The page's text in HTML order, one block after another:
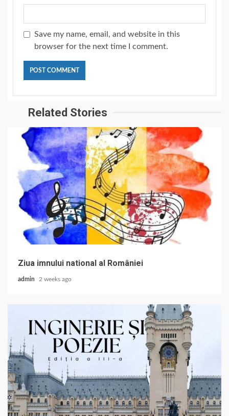
Save my name, email, and website in this
browser for the next time I comment.
Related Stories
Ziua imnului national al României
admin 2 weeks ago